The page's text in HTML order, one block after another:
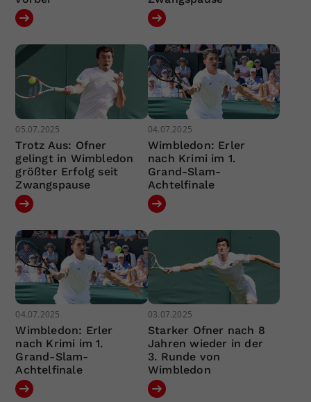
05.07.2025
Trotz Aus: Ofner
gelingt in Wimbledon
größter Erfolg seit
Zwangspause
04.07.2025
Wimbledon: Erler
nach Krimi im 1.
Grand-Slam-
Achtelfinale
04.07.2025
Wimbledon: Erler
nach Krimi im 1.
Grand-Slam-
Achtelfinale
03.07.2025
Starker Ofner nach 8
Jahren wieder in der
3. Runde von
Wimbledon